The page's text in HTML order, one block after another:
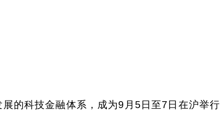
的科技金融体系，成为9月5日至7日在沪举行